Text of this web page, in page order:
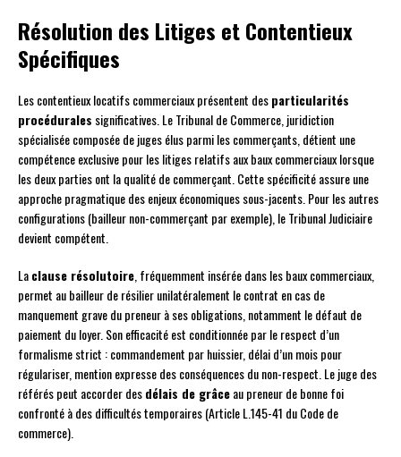
Résolution des Litiges et Contentieux
Spécifiques
Les contentieux locatifs commerciaux présentent desparticularités
procédurales significatives. Le Tribunal de Commerce, juridiction
spécialisée composée de juges élus parmi les commerçants, détient une
compétence exclusive pour les litiges relatifs aux baux commerciaux lorsque
les deux parties ont la qualité de commerçant. Cette spécificité assure une
approche pragmatique des enjeux économiques sous-jacents. Pour les autres
configurations (bailleur non-commerçant par exemple), le Tribunal Judiciaire
devient compétent.
Laclause résolutoire, fréquemment insérée dans les baux commerciaux,
permet au bailleur de résilier unilatéralement le contrat en cas de
manquement grave du preneur à ses obligations, notamment le défaut de
paiement du loyer. Son efficacité est conditionnée par le respect d’un
formalisme strict : commandement par huissier, délai d’un mois pour
régulariser, mention expresse des conséquences du non-respect. Le juge des
référés peut accorder desdélais de grâceau preneur de bonne foi
confronté à des difficultés temporaires (Article L.145-41 du Code de
commerce).